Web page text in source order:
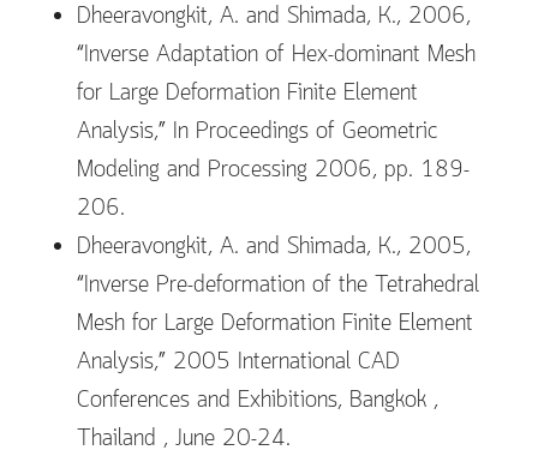
Dheeravongkit, A. and Shimada, K., 2006,
“Inverse Adaptation of Hex-dominant Mesh
for Large Deformation Finite Element
Analysis,” In Proceedings of Geometric
Modeling and Processing 2006, pp. 189-
206.
Dheeravongkit, A. and Shimada, K., 2005,
“Inverse Pre-deformation of the Tetrahedral
Mesh for Large Deformation Finite Element
Analysis,” 2005 International CAD
Conferences and Exhibitions, Bangkok ,
Thailand , June 20-24.